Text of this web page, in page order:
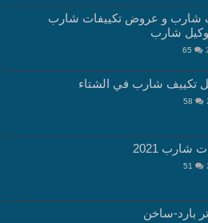
شارب و عروض تكييفات شارب
شارب
65
تكييف شارب في الشتاء
58
شارب 2021
51